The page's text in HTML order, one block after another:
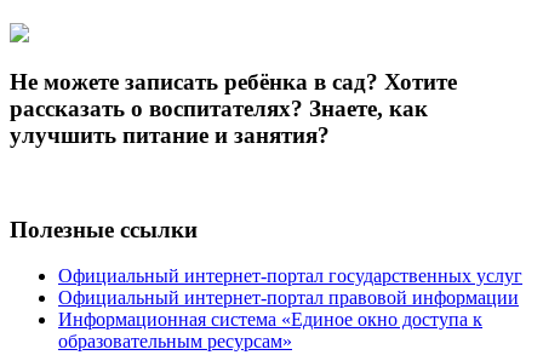
Не можете записать ребёнка в сад? Хотите
рассказать о воспитателях? Знаете, как
улучшить питание и занятия?
Полезные ссылки
Официальный интернет-портал государственных услуг
Официальный интернет-портал правовой информации
Информационная система «Единое окно доступа к
образовательным ресурсам»